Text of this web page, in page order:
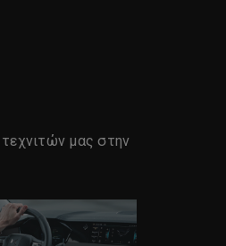
μας στην